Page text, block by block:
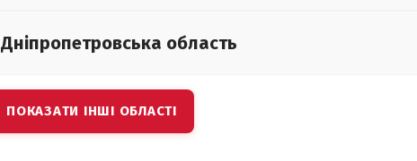
Дніпропетровська область
ПОКАЗАТИ ІНШІ ОБЛАСТІ